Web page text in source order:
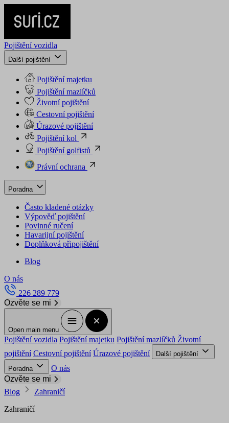
Pojištění vozidla
Další pojištění
Pojištění majetku
Pojištění mazlíčků
Životní pojištění
Cestovní pojištění
Úrazové pojištění
Pojištění kol
Pojištění golfistů
Právní ochrana
Poradna
Často kladené otázky
Výpověď pojištění
Povinné ručení
Havarijní pojištění
Doplňková připojištění
Blog
O nás
226 289 779
Ozvěte se mi
Open main menu
Pojištění vozidla Pojištění majetku Pojištění mazlíčků Životní
pojištění Cestovní pojištění Úrazové pojištění
Další pojištění
Poradna
O nás
Ozvěte se mi
Blog
Zahraničí
Zahraničí